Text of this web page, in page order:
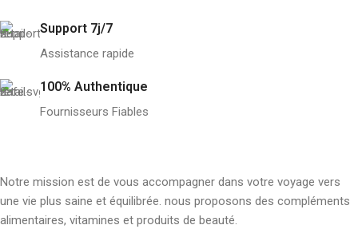
Support 7j/7
Assistance rapide
100% Authentique
Fournisseurs Fiables
Notre mission est de vous accompagner dans votre voyage vers
une vie plus saine et équilibrée. nous proposons des compléments
alimentaires, vitamines et produits de beauté.